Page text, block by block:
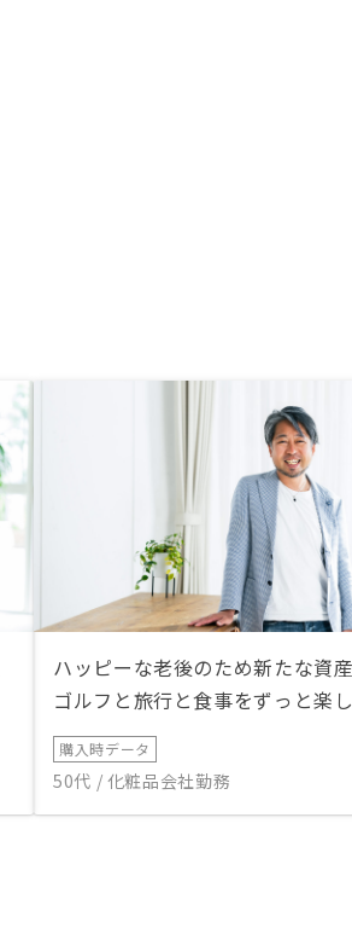
ハッピーな老後のため新たな資産
ゴルフと旅行と食事をずっと楽
購入時データ
50代 / 化粧品会社勤務